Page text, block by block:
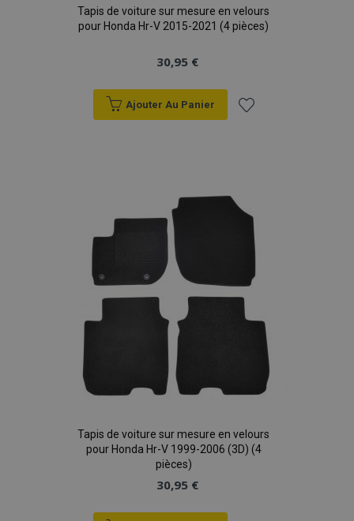
Tapis de voiture sur mesure en velours
pour Honda Hr-V 2015-2021 (4 pièces)
30,95 €
Ajouter Au Panier
liste
d'achats
Tapis de voiture sur mesure en velours
pour Honda Hr-V 1999-2006 (3D) (4
pièces)
30,95 €